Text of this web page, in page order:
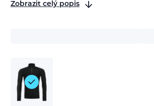
Zobrazit celý popis